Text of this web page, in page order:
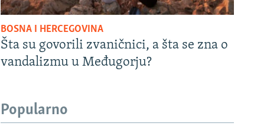
BOSNA I HERCEGOVINA
Šta su govorili zvaničnici, a šta se zna o
vandalizmu u Međugorju?
Popularno